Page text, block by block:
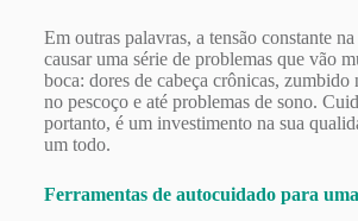
Em outras palavras, a tensão constante
causar uma série de problemas que vão
boca: dores de cabeça crônicas,
no pescoço e até problemas de sono.
portanto, é um investimento na sua
um todo.
Ferramentas de autocuidado para